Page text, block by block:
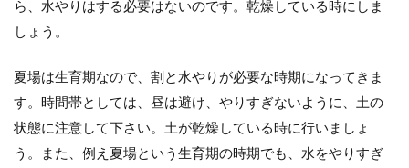
観葉植物の育て方【サンスベリア】
枯れる原因と対処法を解説
ら、水やりはする必要はないのです。乾燥している時にしま
しょう。
夏場は生育期なので、割と水やりが必要な時期になってきま
す。時間帯としては、昼は避け、やりすぎないように、土の
状態に注意して下さい。土が乾燥している時に行いましょ
う。また、例え夏場という生育期の時期でも、水をやりすぎ